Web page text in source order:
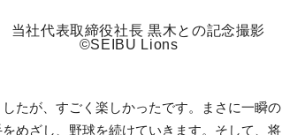
代表取締役社長 黒木との記念撮影
Lions
たが、すごく楽しかったです。まさに一瞬の
めざし、野球を続けていきます。そして、将